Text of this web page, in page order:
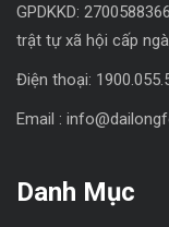
GPDKKD:
trật tự xã hội cấp
Điện thoại:
Email :
Danh Mục